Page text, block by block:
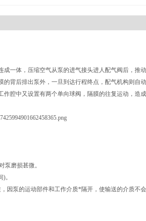
一体，压缩空气从泵的进气接头进人配气阀后，推
背后排出泵外，一旦到达行程终点，配气机构则自
腔中又设置有两个单向球阀，隔膜的往复运动，造
泵磨损甚微。
。
因泵的运动部件和工作介质*隔开，使输送的介质不